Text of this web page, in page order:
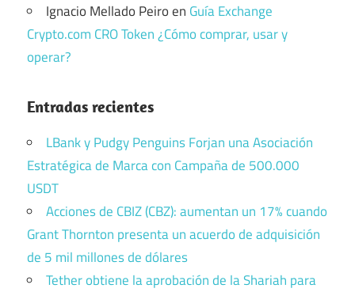
Ignacio Mellado Peiroen Guía Exchange
Crypto.com CRO Token ¿Cómo comprar, usar y
operar?
Entradas recientes
LBank y Pudgy Penguins Forjan una Asociación
Estratégica de Marca con Campaña de 500.000
USDT
Acciones de CBIZ (CBZ): aumentan un 17% cuando
Grant Thornton presenta un acuerdo de adquisición
de 5 mil millones de dólares
Tether obtiene la aprobación de la Shariah para